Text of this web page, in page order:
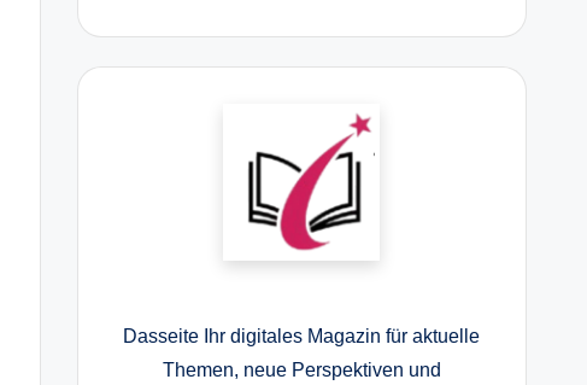
Dasseite Ihr digitales Magazin für aktuelle
Themen, neue Perspektiven und